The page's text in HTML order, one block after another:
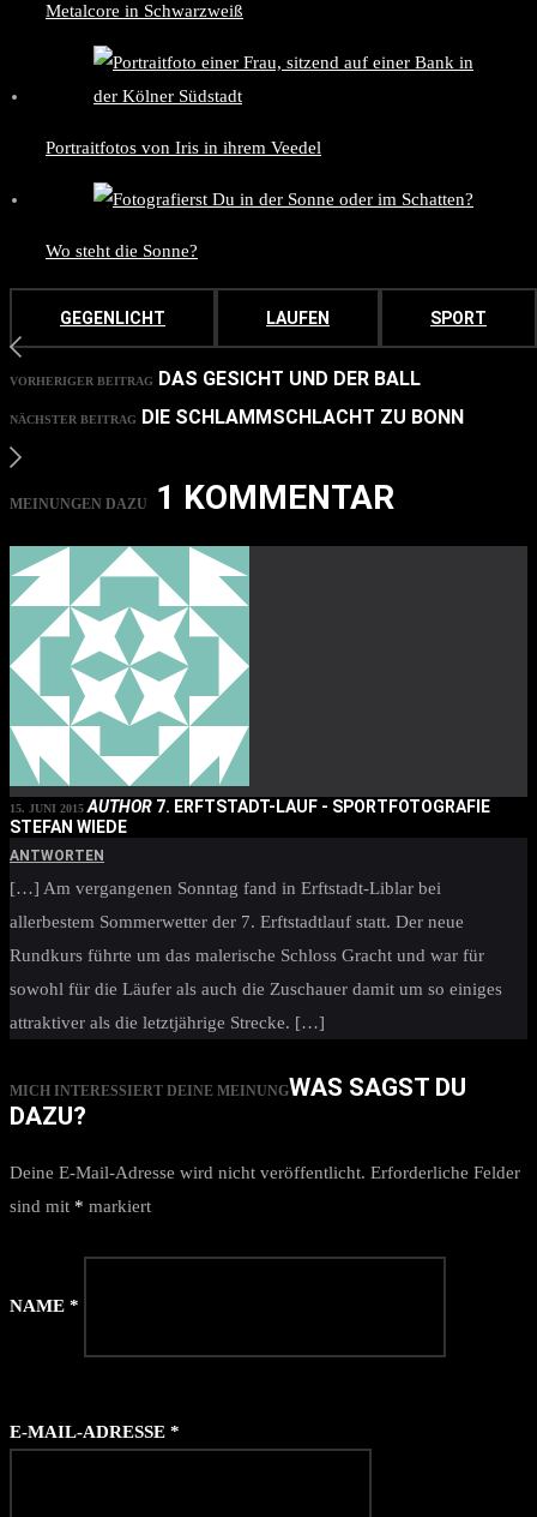
Metalcore in Schwarzweiß
Portraitfotos von Iris in ihrem Veedel
Wo steht die Sonne?
GEGENLICHT LAUFEN SPORT
VORHERIGER BEITRAG DAS GESICHT UND DER BALL
NÄCHSTER BEITRAG DIE SCHLAMMSCHLACHT ZU BONN
MEINUNGEN DAZU 1 KOMMENTAR
15. JUNI 2015 AUTHOR 7. ERFTSTADT-LAUF - SPORTFOTOGRAFIE
STEFAN WIEDE
ANTWORTEN
[…] Am vergangenen Sonntag fand in Erftstadt-Liblar bei
allerbestem Sommerwetter der 7. Erftstadtlauf statt. Der neue
Rundkurs führte um das malerische Schloss Gracht und war für
sowohl für die Läufer als auch die Zuschauer damit um so einiges
attraktiver als die letztjährige Strecke. […]
MICH INTERESSIERT DEINE MEINUNGWAS SAGST DU
DAZU?
Deine E-Mail-Adresse wird nicht veröffentlicht. Erforderliche Felder
sind mit * markiert
NAME *
E-MAIL-ADRESSE *